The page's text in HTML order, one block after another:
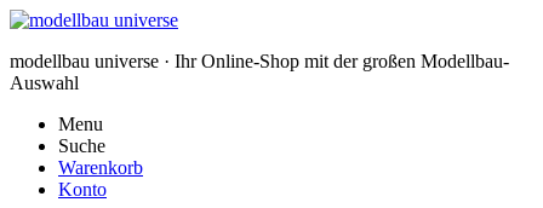
modellbau universe · Ihr Online-Shop mit der großen Modellbau-
Auswahl
Menu
Suche
Warenkorb
Konto